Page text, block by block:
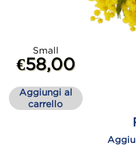
Small
€58,00
Aggiungi al
carrello